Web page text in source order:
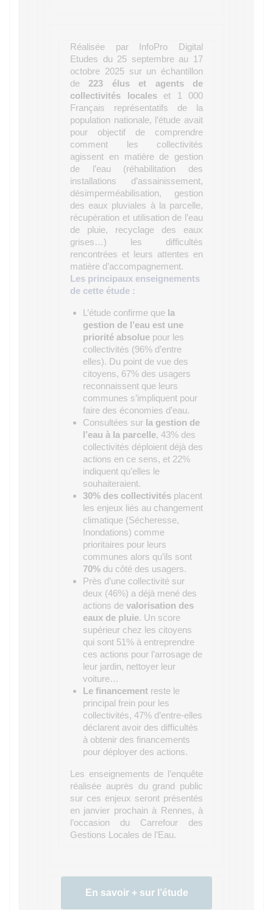
Réalisée par InfoPro Digital
Etudes du 25 septembre au 17
octobre 2025 sur un échantillon
de223 élus et agents de
collectivités localeset 1 000
Français représentatifs de la
population nationale, l’étude avait
pour objectif de comprendre
comment les collectivités
agissent en matière de gestion
de l’eau (réhabilitation des
installations d’assainissement,
désimperméabilisation, gestion
des eaux pluviales à la parcelle,
récupération et utilisation de l’eau
de pluie, recyclage des eaux
grises…) les difficultés
rencontrées et leurs attentes en
matière d’accompagnement.
Les principaux enseignements
de cette étude :
L’étude confirme que la
gestion de l’eau est une
priorité absolue pour les
collectivités (96% d’entre
elles). Du point de vue des
citoyens, 67% des usagers
reconnaissent que leurs
communes s’impliquent pour
faire des économies d’eau.
Consultées sur la gestion de
l’eau à la parcelle, 43% des
collectivités déploient déjà des
actions en ce sens, et 22%
indiquent qu’elles le
souhaiteraient.
30% des collectivités placent
les enjeux liés au changement
climatique (Sécheresse,
Inondations) comme
prioritaires pour leurs
communes alors qu’ils sont
70% du côté des usagers.
Près d’une collectivité sur
deux (46%) a déjà mené des
actions de valorisation des
eaux de pluie. Un score
supérieur chez les citoyens
qui sont 51% à entreprendre
ces actions pour l’arrosage de
leur jardin, nettoyer leur
voiture…
Le financement reste le
principal frein pour les
collectivités, 47% d’entre-elles
déclarent avoir des difficultés
à obtenir des financements
pour déployer des actions.
Les enseignements de l’enquête
réalisée auprès du grand public
sur ces enjeux seront présentés
en janvier prochain à Rennes, à
l’occasion du Carrefour des
Gestions Locales de l’Eau.
En savoir + sur l’étude